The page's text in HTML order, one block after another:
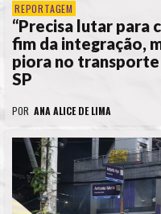
REPORTAGEM
“Precisa lutar para
fim da integração,
piora no
SP
POR ANA ALICE DE LIMA